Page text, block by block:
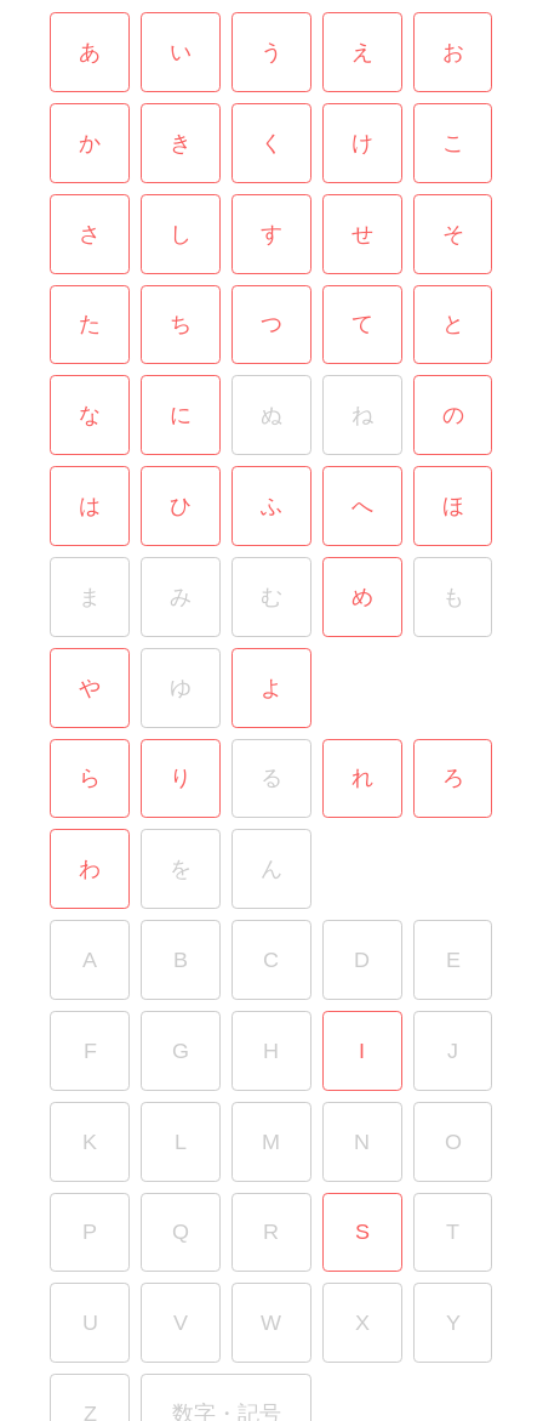
あ い う え お
か き く け こ
さ し す せ そ
た ち つ て と
な に ぬ ね の
は ひ ふ へ ほ
ま み む め も
や ゆ よ
ら り る れ ろ
わ を ん
A B C D E
F G H I J
K L M N O
P Q R S T
U V W X Y
Z 数字・記号